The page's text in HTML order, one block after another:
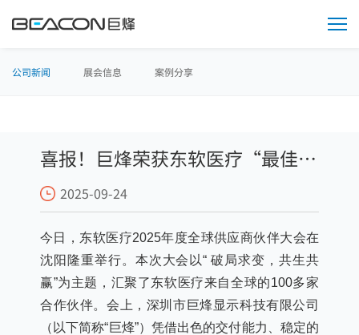
公司新闻 展会信息 案例分享
喜报！巨烽荣获东软医疗“最佳交
付奖”
2025-09-24
今日，东软医疗2025年度全球供应商伙伴大会在
沈阳隆重举行。本次大会以“ 破局求变，共生共
赢”为主题，汇聚了东软医疗来自全球的100多家
合作伙伴。会上，深圳市巨烽显示科技有限公司
（以下简称“巨烽”）凭借出色的交付能力、稳定的